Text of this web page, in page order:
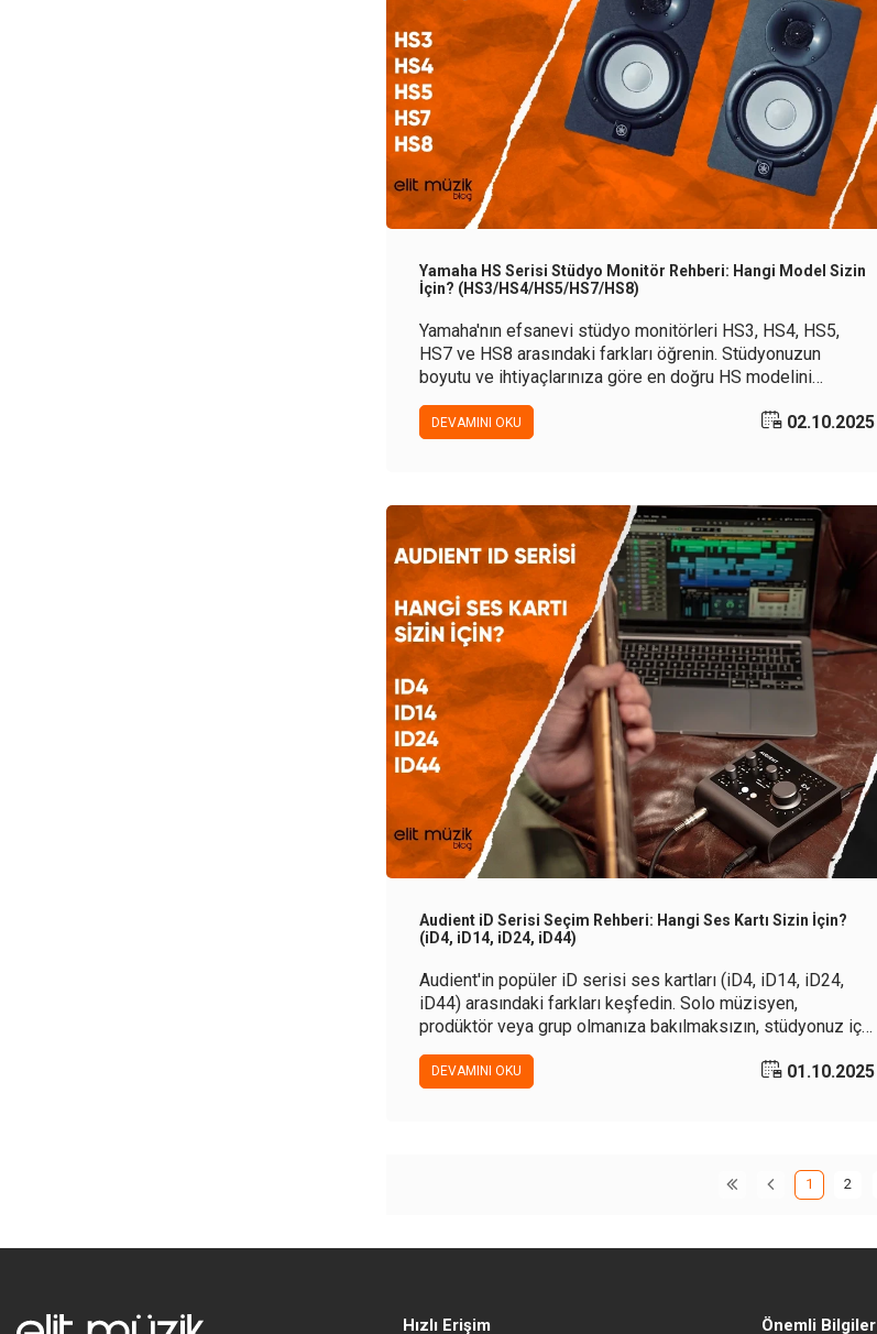
Yamaha HS Serisi Stüdyo Monitör Rehberi: Hangi Model Sizin
İçin? (HS3/HS4/HS5/HS7/HS8)
Yamaha'nın efsanevi stüdyo monitörleri HS3, HS4, HS5,
HS7 ve HS8 arasındaki farkları öğrenin. Stüdyonuzun
boyutu ve ihtiyaçlarınıza göre en doğru HS modelini
seçmenize yardımcı olacak bu kapsamlı rehberle bilinçli bir
karar verin.
DEVAMINI OKU 02.10.2025
Audient iD Serisi Seçim Rehberi: Hangi Ses Kartı Sizin İçin?
(iD4, iD14, iD24, iD44)
Audient'in popüler iD serisi ses kartları (iD4, iD14, iD24,
iD44) arasındaki farkları keşfedin. Solo müzisyen,
prodüktör veya grup olmanıza bakılmaksızın, stüdyonuz için
rehberle bilinçli bir karar verin.
DEVAMINI OKU 01.10.2025
1 2
Hızlı Erişim Önemli Bilgiler